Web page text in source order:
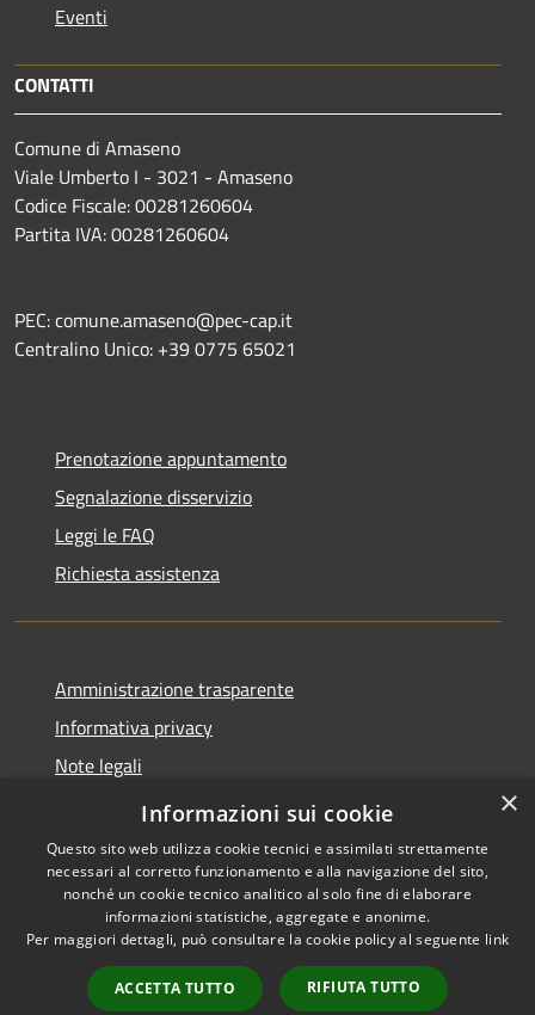
Eventi
CONTATTI
Comune di Amaseno
Viale Umberto I - 3021 - Amaseno
Codice Fiscale: 00281260604
Partita IVA: 00281260604
PEC: comune.amaseno@pec-cap.it
Centralino Unico: +39 0775 65021
Prenotazione appuntamento
Segnalazione disservizio
Leggi le FAQ
Richiesta assistenza
Amministrazione trasparente
Informativa privacy
Note legali
Dichiarazione di accessibilità
Accessibilità
Copyright © 2026 • Comune di
Amaseno • Powered by
Municipium•
Accesso
×
Informazioni sui cookie
Questo sito web utilizza cookie tecnici e assimilati strettamente
necessari al corretto funzionamento e alla navigazione del sito,
nonché un cookie tecnico analitico al solo fine di elaborare
informazioni statistiche, aggregate e anonime.
Per maggiori dettagli, può consultare la cookie policy al seguente link
ACCETTA TUTTO RIFIUTA TUTTO